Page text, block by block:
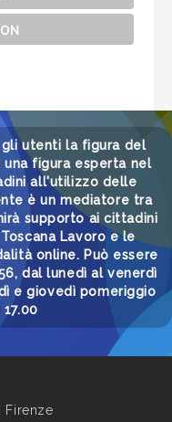
utenti la figura del
figura esperta nel
all'utilizzo delle
è un mediatore tra
supporto ai cittadini
Lavoro e le
online. Può essere
dal lunedì al venerdì
e giovedì pomeriggio
Firenze